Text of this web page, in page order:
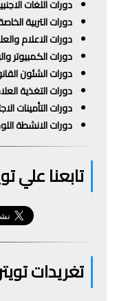
دورات اللغات
دورات التربية
دورات الاعلام
دورات الكمبيوتر
دورات الشئون
دورات التغذية
دورات التأمينات
دورات الانشطة
تابعنا علي
تغريدات